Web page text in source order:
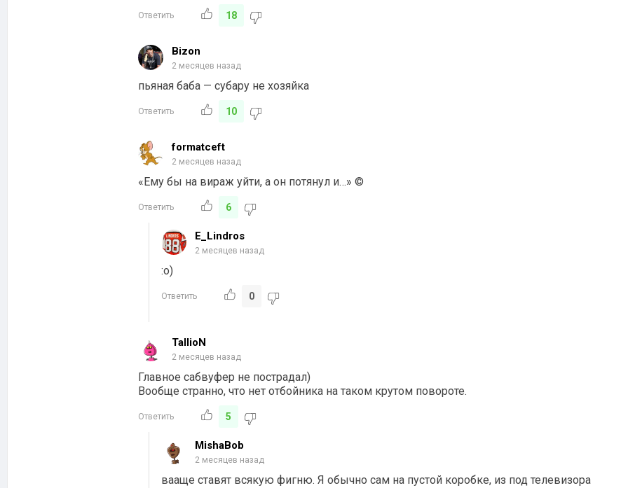
Ответить 18
Bizon
2 месяцев назад
пьяная баба — субару не хозяйка
Ответить 10
formatceft
2 месяцев назад
«Ему бы на вираж уйти, а он потянул и…» ©
Ответить 6
E_Lindros
2 месяцев назад
:о)
Ответить 0
TallioN
2 месяцев назад
Главное сабвуфер не пострадал)
Вообще странно, что нет отбойника на таком крутом повороте.
Ответить 5
MishaBob
2 месяцев назад
вааще ставят всякую фигню. Я обычно сам на пустой коробке, из под телевизора